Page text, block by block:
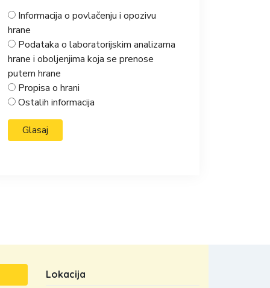
Informacija o povlačenju i opozivu
hrane
Podataka o laboratorijskim analizama
hrane i oboljenjima koja se prenose
putem hrane
Propisa o hrani
Ostalih informacija
Lokacija